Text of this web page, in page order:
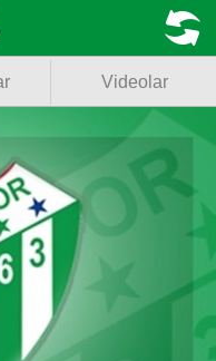
Videolar